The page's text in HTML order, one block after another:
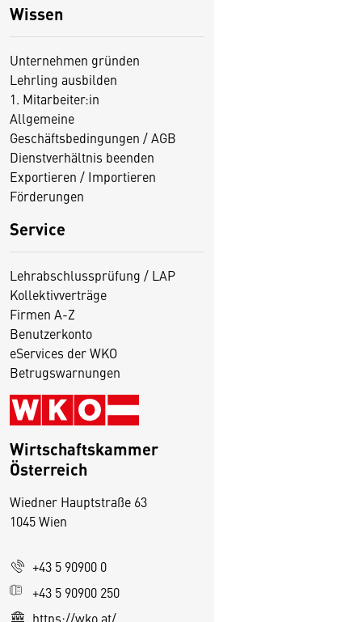
Wissen
Unternehmen gründen
Lehrling ausbilden
1. Mitarbeiter:in
Allgemeine
Geschäftsbedingungen / AGB
Dienstverhältnis beenden
Exportieren / Importieren
Förderungen
Service
Lehrabschlussprüfung / LAP
Kollektivverträge
Firmen A-Z
Benutzerkonto
eServices der WKO
Betrugswarnungen
Wirtschaftskammer
Österreich
Wiedner Hauptstraße 63
1045 Wien
+43 5 90900 0
+43 5 90900 250
https://wko.at/
i
e
s